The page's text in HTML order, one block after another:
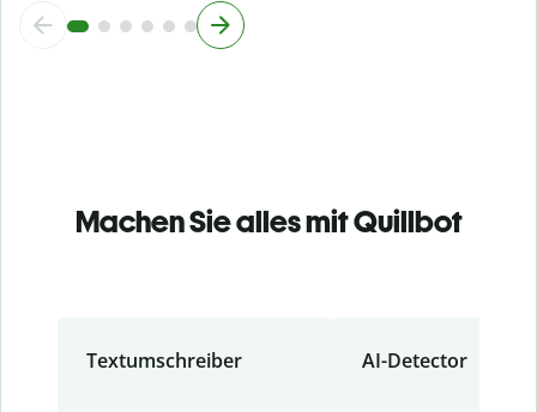
Machen Sie alles mit Quillbot
Textumschreiber AI-Detector